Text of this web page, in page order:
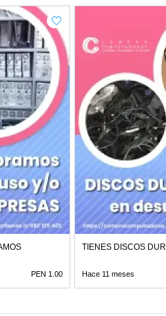
PEN 1.00
TIENES DISCOS
Hace 11 meses